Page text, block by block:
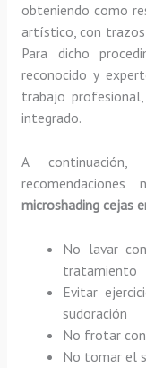
obteniendo como
artístico, con
Para dicho
reconocido y
trabajo
integrado.
A
microshading cejas
No lavar
tratamiento
Evitar
sudoración
No frotar
No tomar el